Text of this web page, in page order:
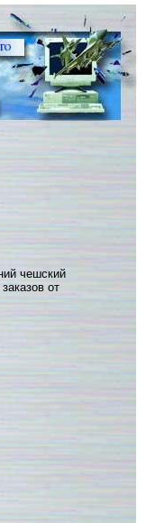
чешский
от